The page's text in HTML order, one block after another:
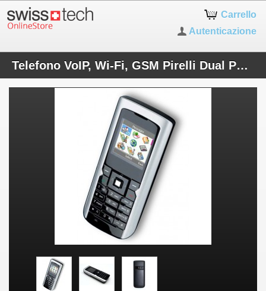
Carrello
Autenticazione
Telefono VoIP, Wi-Fi, GSM Pirelli Dual Phone DP-L10